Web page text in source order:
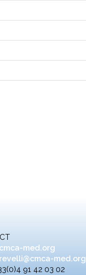
med.org
med.org
91 42 03 02